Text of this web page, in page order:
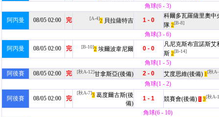
角球(6 - 3)
阿丙曼 08/05 02:00 完 [A-4]2 貝拉薩特吉 1 - 0
科爾多瓦羅薩里奧中
隊 2[B-8]
角球(3 - 6)
阿丙曼 08/05 02:00 完 [B-10]2 埃爾波韋尼爾 0 - 0
凡尼克斯布宜諾斯艾
斯 2[B-14]
角球(1 - 5)
阿後賽
08/05 02:00 完 [秋A-12]甘拿斯亞(後備) 2 - 0 艾度思維(後備) 1[秋A-
角球(1 - 2)
阿後賽 08/05 02:00 完
[秋A-7]3 葛度爾古斯(後
備)
1 - 1 競賽會(後備) 1 3[秋A-
角球(6 - 10)